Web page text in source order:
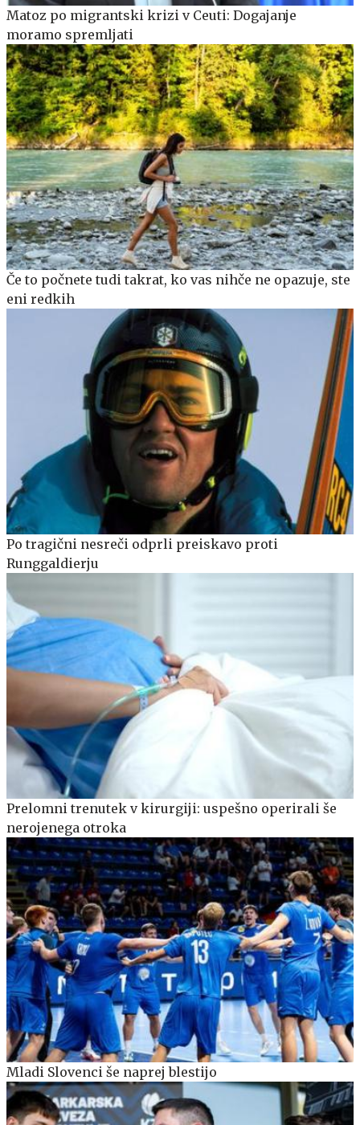
Matoz po migrantski krizi v Ceuti: Dogajanje
moramo spremljati
Če to počnete tudi takrat, ko vas nihče ne opazuje, ste
eni redkih
Po tragični nesreči odprli preiskavo proti
Runggaldierju
Prelomni trenutek v kirurgiji: uspešno operirali še
nerojenega otroka
Mladi Slovenci še naprej blestijo